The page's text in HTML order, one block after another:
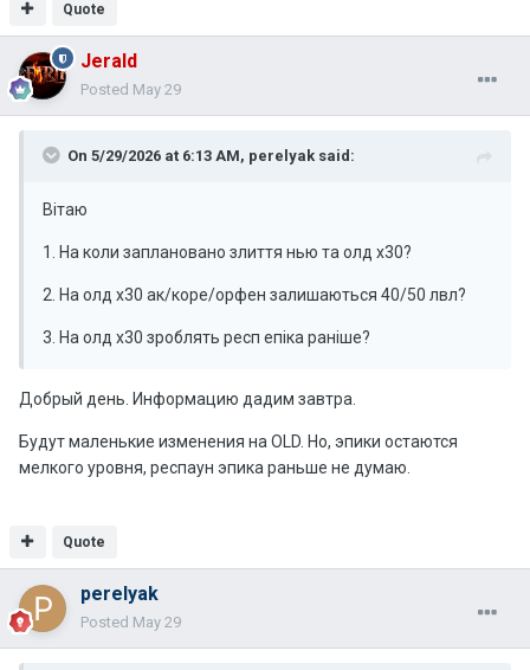
Quote
Jerald
Posted May 29
On 5/29/2026 at 6:13 AM, perelyak said:
Вітаю
1. На коли заплановано злиття нью та олд х30?
2. На олд х30 ак/коре/орфен залишаються 40/50 лвл?
3. На олд х30 зроблять респ епіка раніше?
Добрый день. Информацию дадим завтра.
Будут маленькие изменения на OLD. Но, эпики остаются
мелкого уровня, респаун эпика раньше не думаю.
Quote
perelyak
Posted May 29